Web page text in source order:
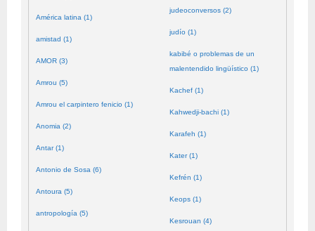
América latina (1)
amistad (1)
AMOR (3)
Amrou (5)
Amrou el carpintero fenicio (1)
Anomia (2)
Antar (1)
Antonio de Sosa (6)
Antoura (5)
antropología (5)
judeoconversos (2)
judío (1)
kabibé o problemas de un
malentendido lingüístico (1)
Kachef (1)
Kahwedji-bachi (1)
Karafeh (1)
Kater (1)
Kefrén (1)
Keops (1)
Kesrouan (4)